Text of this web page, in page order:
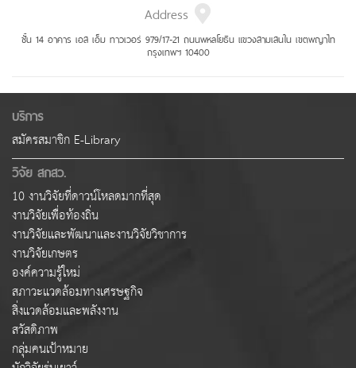
Address
ชั้น 14 อาคาร เอส เอ็ม ทาวเวอร์ 979/17-21 ถนนพหลโยธิน แขวงสามเสนใน เขตพญาไท
กรุงเทพฯ 10400
บริการ
สมัครสมาชิก E-Library
วิจัย สกสว.
10 งานวิจัยที่ดาวน์โหลดมากที่สุด
งานวิจัยเพื่อท้องถิ่น
งานวิจัยและพัฒนาและงานวิจัยวิชาการ
งานวิจัยเกษตร
องค์ความรู้ใหม่
สภาวะแวดล้อมทางเศรษฐกิจ
สิ่งแวดล้อมและพลังงาน
สวัสดิภาพ
กลุ่มคนเป้าหมาย